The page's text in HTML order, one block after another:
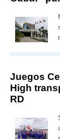
Juegos
High
RD